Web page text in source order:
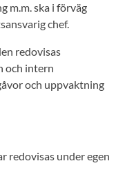
m.m. ska i förväg
chef.
redovisas
och intern
och uppvaktning
redovisas under egen